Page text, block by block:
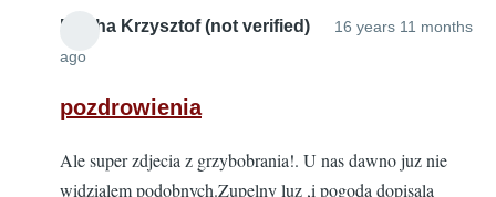
Mucha Krzysztof (not verified)
16 years 11 months
ago
pozdrowienia
Ale super zdjecia z grzybobrania!. U nas dawno juz nie
widzialem podobnych.Zupelny luz ,i pogoda dopisala